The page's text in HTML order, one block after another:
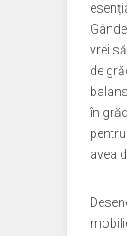
vrei
de
în
avea